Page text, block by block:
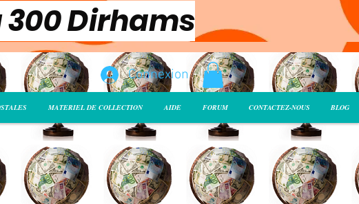
Dirhams
Connexion
MATERIEL DE COLLECTION AIDE FORUM CONTACTEZ-NOUS BLOG